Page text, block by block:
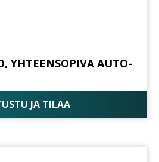
YHTEENSOPIVA AUTO-
JA TILAA